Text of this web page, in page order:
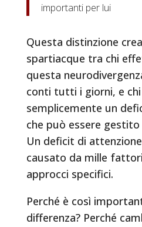
importanti per lui
Questa distinzione
spartiacque tra chi
questa
conti tutti i giorni, e chi
semplicemente un
che può essere
Un deficit di
causato da mille
approcci specifici.
Perché è così
differenza? Perché